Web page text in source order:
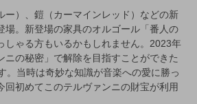
ー）、鎧（カーマインレッド）などの新
場。新登場の家具のオルゴール「番人の
しゃる方もいるかもしれません。2023年
ニの秘密」で解除を目指すことができた
。当時は奇妙な知識が音楽への愛に勝っ
回初めてこのテルヴァンニの財宝が利用